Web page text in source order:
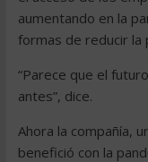
aumentando en la
formas de reducir la
“Parece que el
antes”, dice.
Ahora la compañía,
benefició con la